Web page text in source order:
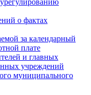
о фактах
за календарный
плате
и главных
учреждений
муниципального